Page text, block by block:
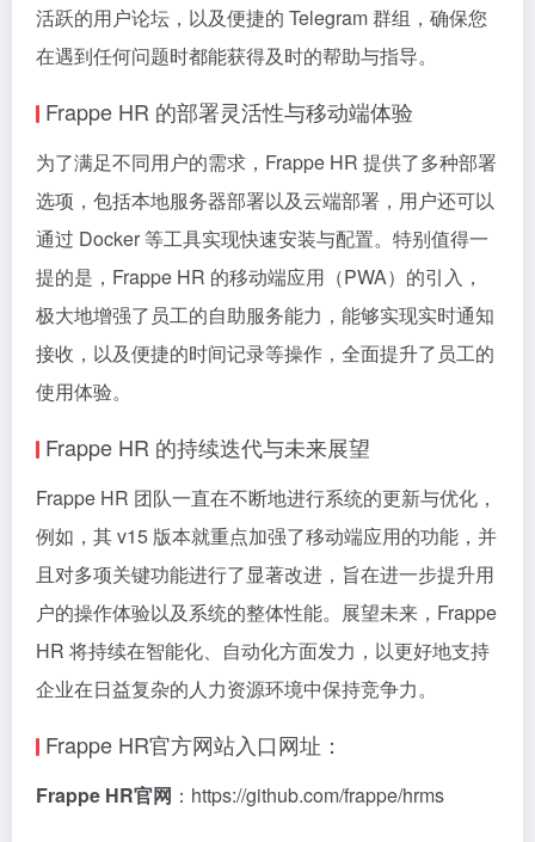
活跃的用户论坛，以及便捷的 Telegram 群组，确保您
在遇到任何问题时都能获得及时的帮助与指导。
Frappe HR 的部署灵活性与移动端体验
为了满足不同用户的需求，Frappe HR 提供了多种部署
选项，包括本地服务器部署以及云端部署，用户还可以
通过 Docker 等工具实现快速安装与配置。特别值得一
提的是，Frappe HR 的移动端应用（PWA）的引入，
极大地增强了员工的自助服务能力，能够实现实时通知
接收，以及便捷的时间记录等操作，全面提升了员工的
使用体验。
Frappe HR 的持续迭代与未来展望
Frappe HR 团队一直在不断地进行系统的更新与优化，
例如，其 v15 版本就重点加强了移动端应用的功能，并
且对多项关键功能进行了显著改进，旨在进一步提升用
户的操作体验以及系统的整体性能。展望未来，Frappe
HR 将持续在智能化、自动化方面发力，以更好地支持
企业在日益复杂的人力资源环境中保持竞争力。
Frappe HR官方网站入口网址：
Frappe HR官网 ：https://github.com/frappe/hrms